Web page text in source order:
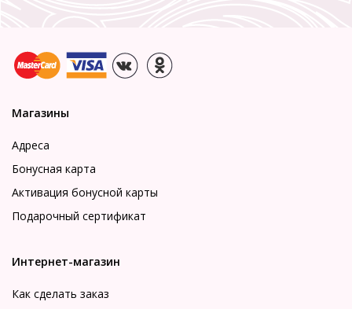
Магазины
Адреса
Бонусная карта
Активация бонусной карты
Подарочный сертификат
Интернет-магазин
Как сделать заказ